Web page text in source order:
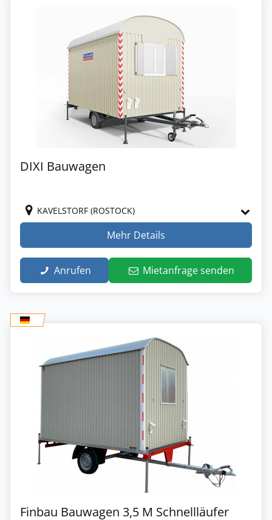
DIXI Bauwagen
KAVELSTORF (ROSTOCK)
Mehr Details
Anrufen Mietanfrage senden
Finbau Bauwagen 3,5 M Schnellläufer